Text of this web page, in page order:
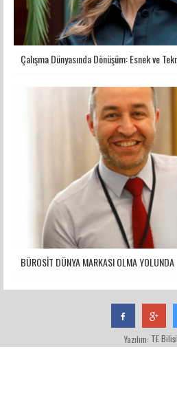
Çalışma Dünyasında Dönüşüm: Esnek ve
BÜROSİT DÜNYA MARKASI OLMA YOLUNDA
Yazılım: TE